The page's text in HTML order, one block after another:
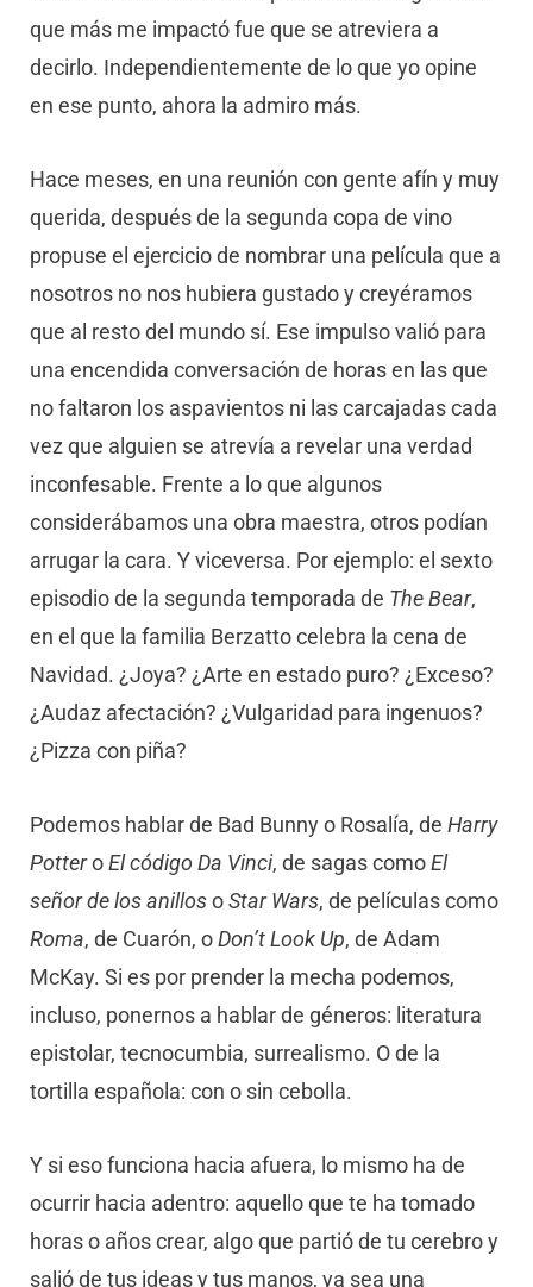
que más me impactó fue que se atreviera a
decirlo. Independientemente de lo que yo opine
en ese punto, ahora la admiro más.
Hace meses, en una reunión con gente afín y muy
querida, después de la segunda copa de vino
propuse el ejercicio de nombrar una película que a
nosotros no nos hubiera gustado y creyéramos
que al resto del mundo sí. Ese impulso valió para
una encendida conversación de horas en las que
no faltaron los aspavientos ni las carcajadas cada
vez que alguien se atrevía a revelar una verdad
inconfesable. Frente a lo que algunos
considerábamos una obra maestra, otros podían
arrugar la cara. Y viceversa. Por ejemplo: el sexto
episodio de la segunda temporada de The Bear,
en el que la familia Berzatto celebra la cena de
Navidad. ¿Joya? ¿Arte en estado puro? ¿Exceso?
¿Audaz afectación? ¿Vulgaridad para ingenuos?
¿Pizza con piña?
Podemos hablar de Bad Bunny o Rosalía, de Harry
PotteroEl código Da Vinci, de sagas comoEl
señor de los anillosoStar Wars, de películas como
Roma, de Cuarón, oDon’t Look Up, de Adam
McKay. Si es por prender la mecha podemos,
incluso, ponernos a hablar de géneros: literatura
epistolar, tecnocumbia, surrealismo. O de la
tortilla española: con o sin cebolla.
Y si eso funciona hacia afuera, lo mismo ha de
ocurrir hacia adentro: aquello que te ha tomado
horas o años crear, algo que partió de tu cerebro y
salió de tus ideas y tus manos, ya sea una